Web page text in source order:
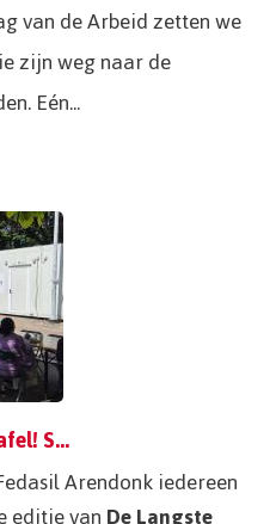
van de Arbeid zetten we
zijn weg naar de
Eén...
Welkom op de Langste Tafel! Schuif je mee aan?
Arendonk iedereen